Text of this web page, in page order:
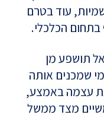
עוד בטרם
הכלכלי.
תושפע מן
שמכנים אותה
עצמה באמצע,
מצד ממשל